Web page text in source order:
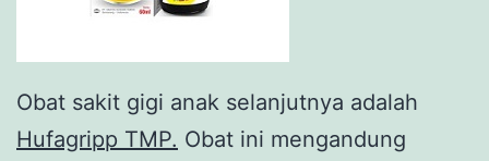
Obat sakit gigi anak selanjutnya adalah
Hufagripp TMP. Obat ini mengandung